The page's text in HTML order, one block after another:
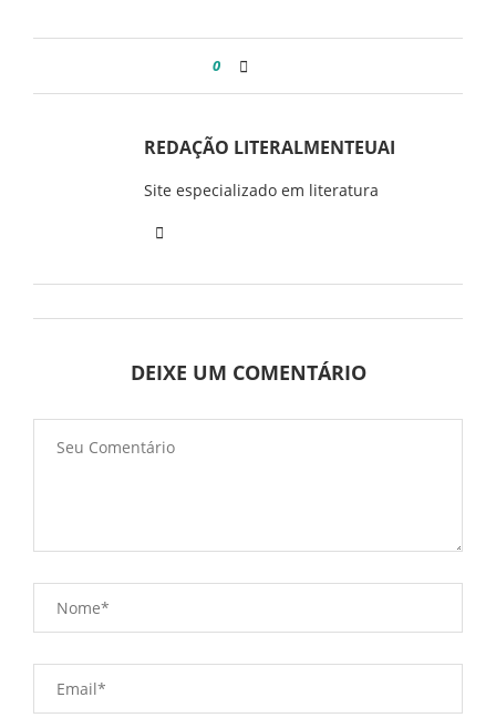
0
REDAÇÃO LITERALMENTEUAI
Site especializado em literatura
DEIXE UM COMENTÁRIO